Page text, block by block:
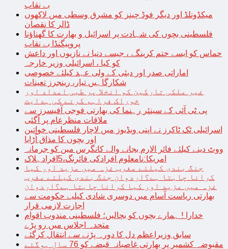
بے نقاب
میکڈونلڈ اور دیگر فوڈ چینز کو مشرق وسطی میں لاکھوں
ڈالر کا نقصان
فلسطینی بچوں کی شہادت پر اسرائیل و بھارت کا گھناؤنا
پروپیگنڈا بے نقاب
حماس کو ایسے ختم کرینگے ، جیسے دنیا نے نازیوں اور داعش
کو کیا ، اسرائیلی وزیر خارجہ
اماراتی صدر اور دبئی کے ولی عہد کیلئے خصوصی
شکارگاہیں تیار، رینجرز تعینات
غیر ملکی تارکین کو انخلا پر طبی امداد اور
خوراک فراہم کرنے کی ہدایت
پی ٹی آئی کے سینئر رہنما کی بھارتی فوجی آفیسرز سے
ملاقات منظرعام پر آگئی
اسرائیلی ٹک ٹاکرز نے اپنی ویڈیوز میں لاچار فلسطینی خواتین
اور بچوں کا مذاق اُڑایا
ووٹ دینے کیلئے فائر الارم بجانے والے کانگرس مین کو جرمانہ
امریکا:نامعلوم افرادکی فائرنگ،5افرادہلاک
جنگ بندی کیلئے مغرب غزہ میں مزید اور کیا
کرانا چاہتا ہے؟اردوان جنگ بندی کیلئے مغرب
غزہ میں مزید اور کیا کرانا چاہتا ہے؟اردوان
بھارتی ریاست آسام میں دوسری شادی کیلیے حکومت سے
اجازت لازمی قرار
خدارا ! ہمارے بچوں کو بچالیں؛ فلسطینی مندوب اقوام
متحدہ اجلاس میں رو پڑے
سابق وزیراعظم دل کا دورہ پڑنے سے انتقال کرگئے
مقبوضہ کشمیر پر بھارتی غاصبانہ قبضے کو 76 سال ہوگئے